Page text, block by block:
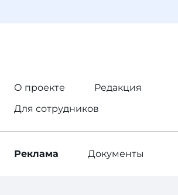
О проекте
Редакция
Для сотрудников
Реклама Документы